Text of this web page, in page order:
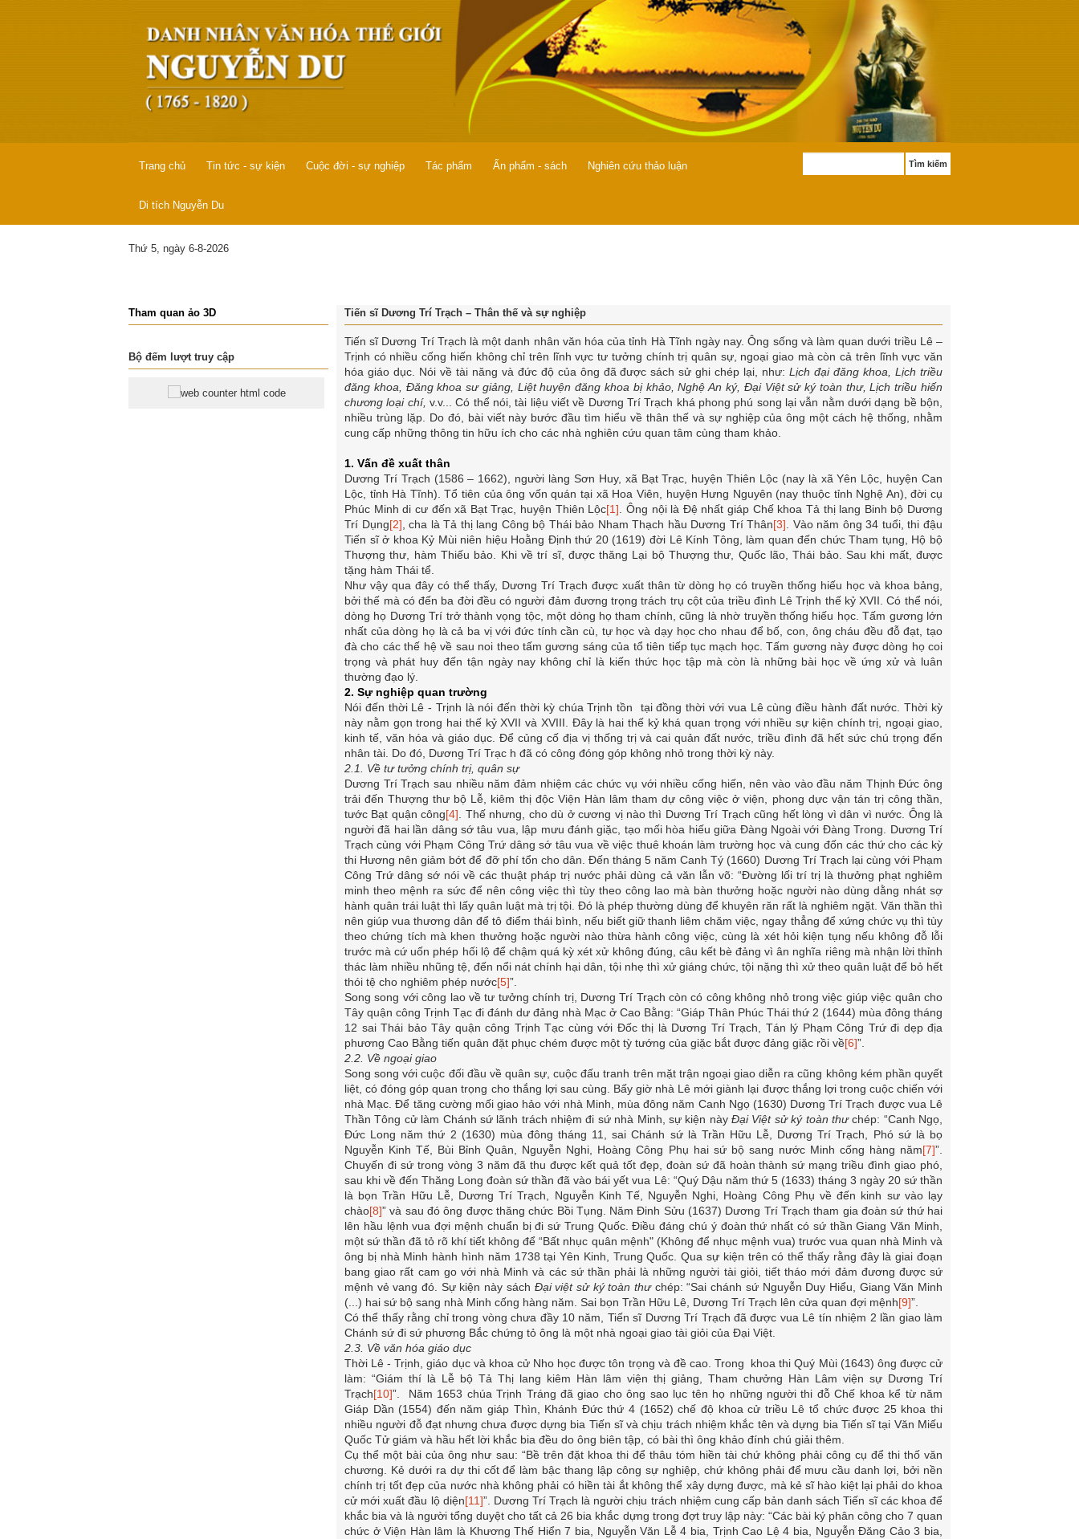
Trang chủ Tin tức - sự kiện Cuộc đời - sự nghiệp Tác phẩm Ấn phẩm - sách Nghiên cứu thảo luận
Di tích Nguyễn Du
Tìm kiếm
Thứ 5, ngày 6-8-2026
Tham quan ảo 3D
Bộ đếm lượt truy cập
Tiến sĩ Dương Trí Trạch – Thân thế và sự nghiệp
Tiến sĩ Dương Trí Trạch là một danh nhân văn hóa của tỉnh Hà Tĩnh ngày nay. Ông sống và làm quan dưới triều Lê –
Trịnh có nhiều cống hiến không chỉ trên lĩnh vực tư tưởng chính trị quân sự, ngoại giao mà còn cả trên lĩnh vực văn
hóa giáo dục. Nói về tài năng và đức độ của ông đã được sách sử ghi chép lại, như:Lịch đại đăng khoa, Lịch triều
đăng khoa, Đăng khoa sư giảng, Liệt huyện đăng khoa bị khảo, Nghệ An ký, Đại Việt sử ký toàn thư, Lịch triều hiến
chương loại chí, v.v... Có thể nói, tài liệu viết về Dương Trí Trạch khá phong phú song lại vẫn nằm dưới dạng bề bộn,
nhiều trùng lặp. Do đó, bài viết này bước đầu tìm hiểu về thân thế và sự nghiệp của ông một cách hệ thống, nhằm
cung cấp những thông tin hữu ích cho các nhà nghiên cứu quan tâm cùng tham khảo.
1. Vấn đề xuất thân
Dương Trí Trạch (1586 – 1662), người làng Sơn Huy, xã Bạt Trạc, huyện Thiên Lộc (nay là xã Yên Lộc, huyện Can
Lộc, tỉnh Hà Tĩnh). Tổ tiên của ông vốn quán tại xã Hoa Viên, huyện Hưng Nguyên (nay thuộc tỉnh Nghệ An), đời cụ
Phúc Minh di cư đến xã Bạt Trạc, huyện Thiên Lộc[1]. Ông nội là Đệ nhất giáp Chế khoa Tả thị lang Binh bộ Dương
Trí Dụng[2], cha là Tả thị lang Công bộ Thái bảo Nham Thạch hầu Dương Trí Thân[3]. Vào năm ông 34 tuổi, thi đậu
Tiến sĩ ở khoa Kỷ Mùi niên hiệu Hoằng Định thứ 20 (1619) đời Lê Kính Tông, làm quan đến chức Tham tụng, Hộ bộ
Thượng thư, hàm Thiếu bảo. Khi về trí sĩ, được thăng Lại bộ Thượng thư, Quốc lão, Thái bảo. Sau khi mất, được
tặng hàm Thái tể.
Như vậy qua đây có thể thấy, Dương Trí Trạch được xuất thân từ dòng họ có truyền thống hiếu học và khoa bảng,
bởi thế mà có đến ba đời đều có người đảm đương trọng trách trụ cột của triều đình Lê Trịnh thế kỷ XVII. Có thể nói,
dòng họ Dương Trí trở thành vọng tộc, một dòng họ tham chính, cũng là nhờ truyền thống hiếu học. Tấm gương lớn
nhất của dòng họ là cả ba vị với đức tính cần cù, tự học và dạy học cho nhau để bố, con, ông cháu đều đỗ đạt, tạo
đà cho các thế hệ về sau noi theo tấm gương sáng của tổ tiên tiếp tục mạch học. Tấm gương này được dòng họ coi
trọng và phát huy đến tận ngày nay không chỉ là kiến thức học tập mà còn là những bài học về ứng xử và luân
thường đạo lý.
2. Sự nghiệp quan trường
Nói đến thời Lê - Trịnh là nói đến thời kỳ chúa Trịnh tồn tại đồng thời với vua Lê cùng điều hành đất nước. Thời kỳ
này nằm gọn trong hai thế kỷ XVII và XVIII. Đây là hai thế kỷ khá quan trọng với nhiều sự kiện chính trị, ngoại giao,
kinh tế, văn hóa và giáo dục. Để củng cố địa vị thống trị và cai quản đất nước, triều đình đã hết sức chú trọng đến
nhân tài. Do đó, Dương Trí Trạc h đã có công đóng góp không nhỏ trong thời kỳ này.
2.1. Về tư tưởng chính trị, quân sự
Dương Trí Trạch sau nhiều năm đảm nhiệm các chức vụ với nhiều cống hiến, nên vào vào đầu năm Thịnh Đức ông
trải đến Thượng thư bộ Lễ, kiêm thị độc Viện Hàn lâm tham dự công việc ở viện, phong dực vận tán trị công thần,
tước Bạt quận công[4]. Thế nhưng, cho dù ở cương vị nào thì Dương Trí Trạch cũng hết lòng vì dân vì nước. Ông là
người đã hai lần dâng sớ tâu vua, lập mưu đánh giặc, tạo mối hòa hiếu giữa Đàng Ngoài với Đàng Trong. Dương Trí
Trạch cùng với Phạm Công Trứ dâng sớ tâu vua về việc thuê khoán làm trường học và cung đốn các thứ cho các kỳ
thi Hương nên giảm bớt để đỡ phí tổn cho dân. Đến tháng 5 năm Canh Tý (1660) Dương Trí Trạch lại cùng với Phạm
Công Trứ dâng sớ nói về các thuật pháp trị nước phải dùng cả văn lẫn võ: “Đường lối trí trị là thưởng phạt nghiêm
minh theo mệnh ra sức để nên công việc thì tùy theo công lao mà bàn thưởng hoặc người nào dùng dằng nhát sợ
hành quân trái luật thì lấy quân luật mà trị tội. Đó là phép thường dùng để khuyên răn rất là nghiêm ngặt. Văn thần thì
nên giúp vua thương dân để tô điểm thái bình, nếu biết giữ thanh liêm chăm việc, ngay thẳng để xứng chức vụ thì tùy
theo chứng tích mà khen thưởng hoặc người nào thừa hành công việc, cùng là xét hỏi kiện tụng nếu không đỗ lỗi
trước mà cứ uốn phép hối lộ để chậm quá kỳ xét xử không đúng, câu kết bè đảng vì ân nghĩa riêng mà nhận lời thỉnh
thác làm nhiều nhũng tệ, đến nổi nát chính hại dân, tội nhẹ thì xử giáng chức, tội nặng thì xử theo quân luật để bỏ hết
thói tệ cho nghiêm phép nước[5]”.
Song song với công lao về tư tưởng chính trị, Dương Trí Trạch còn có công không nhỏ trong việc giúp việc quân cho
Tây quận công Trịnh Tạc đi đánh dư đảng nhà Mạc ở Cao Bằng: “Giáp Thân Phúc Thái thứ 2 (1644) mùa đông tháng
12 sai Thái bảo Tây quận công Trịnh Tạc cùng với Đốc thị là Dương Trí Trạch, Tán lý Phạm Công Trứ đi dẹp địa
phương Cao Bằng tiến quân đặt phục chém được một tỳ tướng của giặc bắt được đảng giặc rồi về[6]”.
2.2. Về ngoại giao
Song song với cuộc đối đầu về quân sự, cuộc đấu tranh trên mặt trận ngoại giao diễn ra cũng không kém phần quyết
liệt, có đóng góp quan trọng cho thắng lợi sau cùng. Bấy giờ nhà Lê mới giành lại được thắng lợi trong cuộc chiến với
nhà Mạc. Để tăng cường mối giao hảo với nhà Minh, mùa đông năm Canh Ngọ (1630) Dương Trí Trạch được vua Lê
Thần Tông cử làm Chánh sứ lãnh trách nhiệm đi sứ nhà Minh, sự kiện này Đại Việt sử ký toàn thưchép: “Canh Ngọ,
Đức Long năm thứ 2 (1630) mùa đông tháng 11, sai Chánh sứ là Trần Hữu Lễ, Dương Trí Trạch, Phó sứ là bọ
Nguyễn Kinh Tế, Bùi Bỉnh Quân, Nguyễn Nghi, Hoàng Công Phụ hai sứ bộ sang nước Minh cống hàng năm[7]”.
Chuyến đi sứ trong vòng 3 năm đã thu được kết quả tốt đẹp, đoàn sứ đã hoàn thành sứ mạng triều đình giao phó,
sau khi về đến Thăng Long đoàn sứ thần đã vào bái yết vua Lê: “Quý Dậu năm thứ 5 (1633) tháng 3 ngày 20 sứ thần
là bọn Trần Hữu Lễ, Dương Trí Trạch, Nguyễn Kinh Tế, Nguyễn Nghi, Hoàng Công Phụ về đến kinh sư vào lạy
chào[8]” và sau đó ông được thăng chức Bồi Tụng. Năm Đinh Sửu (1637) Dương Trí Trạch tham gia đoàn sứ thứ hai
lên hầu lệnh vua đợi mệnh chuẩn bị đi sứ Trung Quốc. Điều đáng chú ý đoàn thứ nhất có sứ thần Giang Văn Minh,
một sứ thần đã tỏ rõ khí tiết không để “Bất nhục quân mệnh" (Không để nhục mệnh vua) trước vua quan nhà Minh và
ông bị nhà Minh hành hình năm 1738 tại Yên Kinh, Trung Quốc. Qua sự kiện trên có thể thấy rằng đây là giai đoạn
bang giao rất cam go với nhà Minh và các sứ thần phải là những người tài giỏi, tiết tháo mới đảm đương được sứ
mệnh vẻ vang đó. Sự kiện này sách Đại việt sử ký toàn thưchép: “Sai chánh sứ Nguyễn Duy Hiểu, Giang Văn Minh
(...) hai sứ bộ sang nhà Minh cống hàng năm. Sai bọn Trần Hữu Lê, Dương Trí Trạch lên cửa quan đợi mệnh[9]”.
Có thể thấy rằng chỉ trong vòng chưa đầy 10 năm, Tiến sĩ Dương Trí Trạch đã được vua Lê tín nhiệm 2 lần giao làm
Chánh sứ đi sứ phương Bắc chứng tỏ ông là một nhà ngoại giao tài giỏi của Đại Việt.
2.3. Về văn hóa giáo dục
Thời Lê - Trịnh, giáo dục và khoa cử Nho học được tôn trọng và đề cao. Trong khoa thi Quý Mùi (1643) ông được cử
làm: “Giám thí là Lễ bộ Tả Thị lang kiêm Hàn lâm viện thị giảng, Tham chưởng Hàn Lâm viện sự Dương Trí
Trạch[10]”. Năm 1653 chúa Trịnh Tráng đã giao cho ông sao lục tên họ những người thi đỗ Chế khoa kể từ năm
Giáp Dần (1554) đến năm giáp Thìn, Khánh Đức thứ 4 (1652) chế độ khoa cử triều Lê tổ chức được 25 khoa thi
nhiều người đỗ đạt nhưng chưa được dựng bia Tiến sĩ và chịu trách nhiệm khắc tên và dựng bia Tiến sĩ tại Văn Miếu
Quốc Tử giám và hầu hết lời khắc bia đều do ông biên tập, có bài thì ông khảo đính chú giải thêm.
Cụ thể một bài của ông như sau: “Bề trên đặt khoa thi để thâu tóm hiền tài chứ không phải công cụ để thi thố văn
chương. Kẻ dưới ra dự thi cốt để làm bậc thang lập công sự nghiệp, chứ không phải để mưu cầu danh lợi, bởi nền
chính trị tốt đẹp của nước nhà không phải có hiền tài ắt không thể xây dựng được, mà kẻ sĩ hào kiệt lại phải do khoa
cử mới xuất đầu lộ diện[11]”. Dương Trí Trạch là người chịu trách nhiệm cung cấp bản danh sách Tiến sĩ các khoa để
khắc bia và là người tổng duyệt cho tất cả 26 bia khắc dựng trong đợt truy lập này: “Các bài ký phân công cho 7 quan
chức ở Viện Hàn lâm là Khương Thế Hiển 7 bia, Nguyễn Văn Lễ 4 bia, Trịnh Cao Lệ 4 bia, Nguyễn Đăng Cảo 3 bia,